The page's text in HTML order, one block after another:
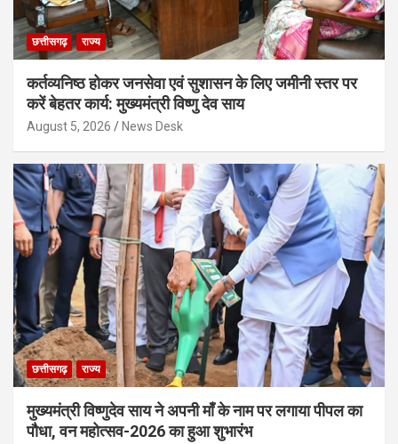
छत्तीसगढ़ राज्य
कर्तव्यनिष्ठ होकर जनसेवा एवं सुशासन के लिए जमीनी स्तर पर
करें बेहतर कार्य: मुख्यमंत्री विष्णु देव साय
August 5, 2026 News Desk
छत्तीसगढ़ राज्य
मुख्यमंत्री विष्णुदेव साय ने अपनी माँ के नाम पर लगाया पीपल का
पौधा, वन महोत्सव-2026 का हुआ शुभारंभ